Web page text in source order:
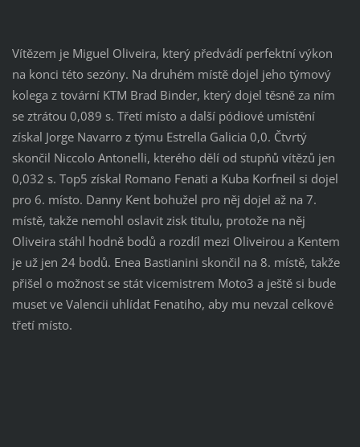
Vítězem je Miguel Oliveira, který předvádí perfektní výkon
na konci této sezóny. Na druhém místě dojel jeho týmový
kolega z tovární KTM Brad Binder, který dojel těsně za ním
se ztrátou 0,089 s. Třetí místo a další pódiové umístění
získal Jorge Navarro z týmu Estrella Galicia 0,0. Čtvrtý
skončil Niccolo Antonelli, kterého dělí od stupňů vítězů jen
0,032 s. Top5 získal Romano Fenati a Kuba Korfneil si dojel
pro 6. místo. Danny Kent bohužel pro něj dojel až na 7.
místě, takže nemohl oslavit zisk titulu, protože na něj
Oliveira stáhl hodně bodů a rozdíl mezi Oliveirou a Kentem
je už jen 24 bodů. Enea Bastianini skončil na 8. místě, takže
přišel o možnost se stát vicemistrem Moto3 a ještě si bude
muset ve Valencii uhlídat Fenatiho, aby mu nevzal celkové
třetí místo.